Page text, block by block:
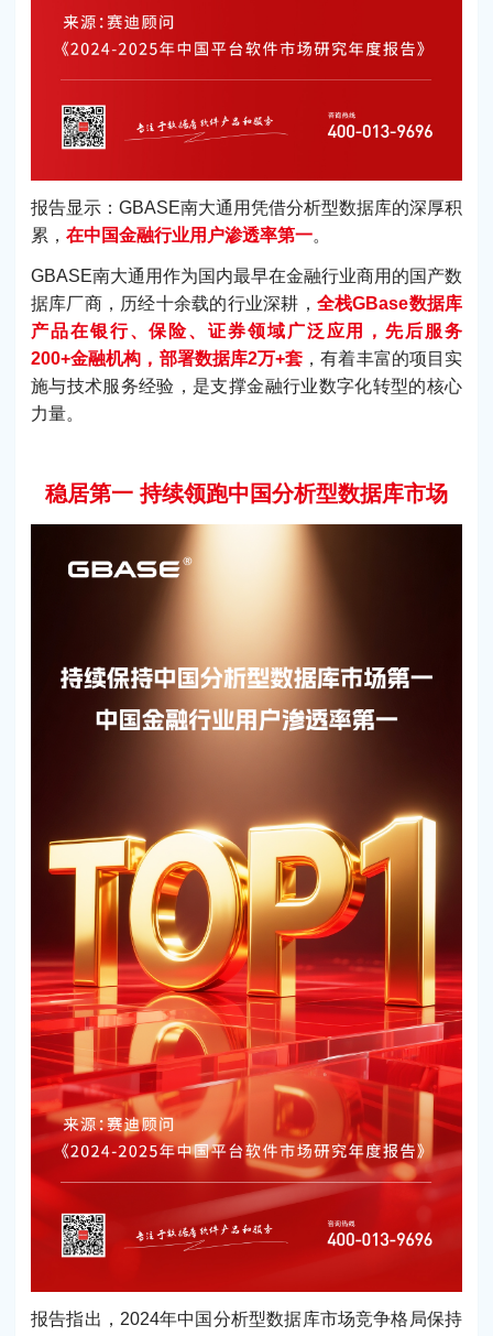
报告显示：GBASE南大通用凭借分析型数据库的深厚积
累， 在中国金融行业用户渗透率第一。
GBASE南大通用作为国内最早在金融行业商用的国产数
据库厂商，历经十余载的行业深耕， 全栈GBase数据库
产品在银行、保险、证券领域广泛应用，先后服务
200+金融机构，部署数据库2万+套 ，有着丰富的项目实
施与技术服务经验，是支撑金融行业数字化转型的核心
力量。
稳居第一 持续领跑中国分析型数据库市场
报告指出，2024年中国分析型数据库市场竞争格局保持